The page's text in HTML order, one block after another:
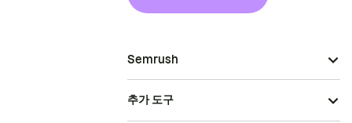
Semrush
추가 도구